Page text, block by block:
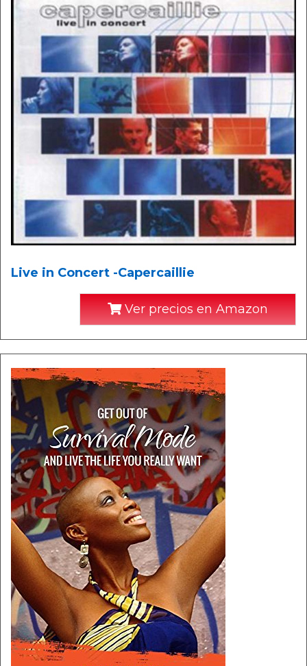
Live in Concert -Capercaillie
Ver precios en Amazon